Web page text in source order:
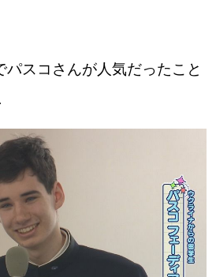
スコさんが人気だったこと